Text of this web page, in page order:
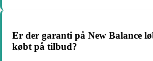
Er der garanti på New Balance
købt på tilbud?